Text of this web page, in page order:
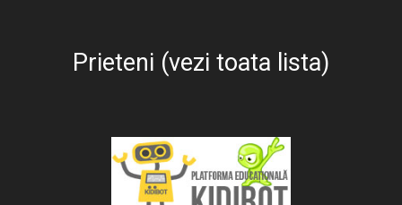
Prieteni (vezi toata lista)